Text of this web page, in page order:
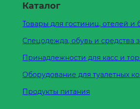
Каталог
Товары для гостиниц, отелей и
Спецодежда, обувь и средства
Принадлежности для касс и
Оборудование для туалетных
Продукты питания